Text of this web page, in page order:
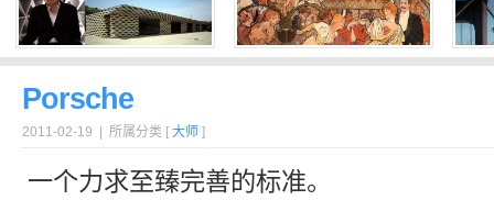
Porsche
2011-02-19 | 所属分类 [ 大师 ]
一个力求至臻完善的标准。